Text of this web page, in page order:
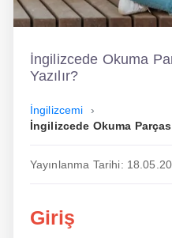
İngilizce
Dil Eğitimi
En Hızlı İngilizce
En Uygun İngilizce
İngilizcede Okuma
Yazılır?
İngilizcemi
İngilizcede Okuma
Yayınlanma Tarihi:
Giriş